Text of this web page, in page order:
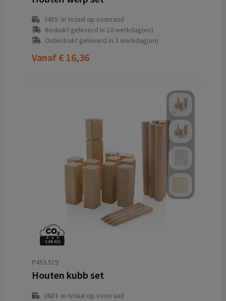
3455 in totaal op voorraad
Bedrukt geleverd in 10 werkdag(en)
Onbedrukt geleverd in 3 werkdag(en)
Vanaf € 16,36
P453.519
Houten kubb set
2683 in totaal op voorraad